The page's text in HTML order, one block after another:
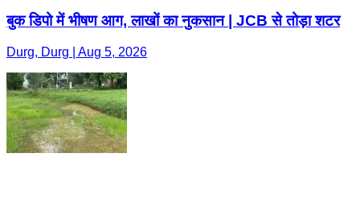
बुक डिपो में भीषण आग, लाखों का नुकसान | JCB से तोड़ा शटर
Durg, Durg | Aug 5, 2026